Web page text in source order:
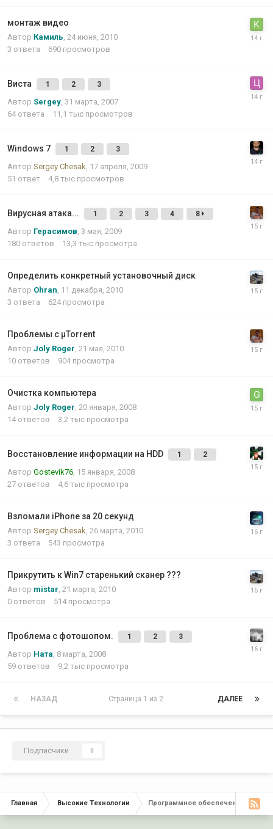
монтаж видео
Автор Камиль 24 июня, 2010
3 ответа 690 просмотров
Виста 1 2 3
Автор Sergey 31 марта, 2007
64 ответа 11,1 тыс просмотров
Windows 7 1 2 3
Автор Sergey Chesak 17 апреля, 2009
51 ответ 4,8 тыс просмотров
Вирусная атака... 1 2 3 4 8
Автор Герасимов 3 мая, 2009
180 ответов 13,3 тыс просмотра
Определить конкретный установочный диск
Автор Ohran 11 декабря, 2010
3 ответа 624 просмотра
Проблемы с µTorrent
Автор Joly Roger 21 мая, 2010
10 ответов 904 просмотра
Очистка компьютера
Автор Joly Roger 20 января, 2008
14 ответов 3,2 тыс просмотра
Восстановление информации на HDD 1 2
Автор Gostevik76 15 января, 2008
27 ответов 4,6 тыс просмотра
Взломали iPhone за 20 секунд
Автор Sergey Chesak 26 марта, 2010
3 ответа 543 просмотра
Прикрутить к Win7 старенький сканер ???
Автор mistar 21 марта, 2010
0 ответов 514 просмотра
Проблема с фотошопом. 1 2 3
Автор Ната 8 марта, 2008
59 ответов 9,2 тыс просмотра
НАЗАД ДАЛЕЕ
Страница 1 из 2
Подписчики 0
Главная Высокие Технологии Программное обеспечение